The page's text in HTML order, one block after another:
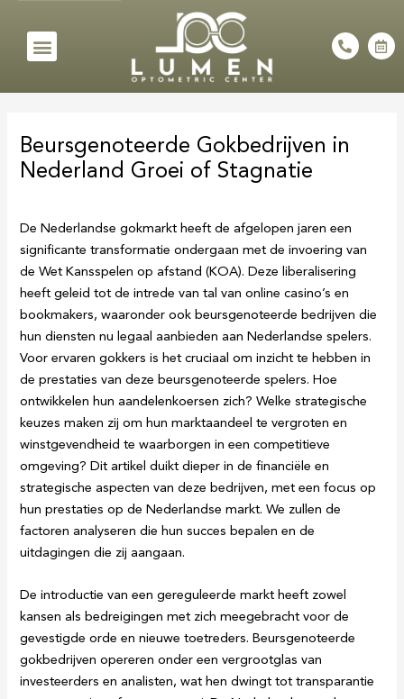
content
Menu
P
h
e
t
C
a
n
Beursgenoteerde Gokbedrijven in
Nederland Groei of Stagnatie
De Nederlandse gokmarkt heeft de afgelopen jaren een
significante transformatie ondergaan met de invoering van
de Wet Kansspelen op afstand (KOA). Deze liberalisering
heeft geleid tot de intrede van tal van online casino’s en
bookmakers, waaronder ook beursgenoteerde bedrijven die
hun diensten nu legaal aanbieden aan Nederlandse spelers.
Voor ervaren gokkers is het cruciaal om inzicht te hebben in
de prestaties van deze beursgenoteerde spelers. Hoe
ontwikkelen hun aandelenkoersen zich? Welke strategische
keuzes maken zij om hun marktaandeel te vergroten en
winstgevendheid te waarborgen in een competitieve
omgeving? Dit artikel duikt dieper in de financiële en
strategische aspecten van deze bedrijven, met een focus op
hun prestaties op de Nederlandse markt. We zullen de
factoren analyseren die hun succes bepalen en de
uitdagingen die zij aangaan.
De introductie van een gereguleerde markt heeft zowel
kansen als bedreigingen met zich meegebracht voor de
gevestigde orde en nieuwe toetreders. Beursgenoteerde
gokbedrijven opereren onder een vergrootglas van
investeerders en analisten, wat hen dwingt tot transparantie